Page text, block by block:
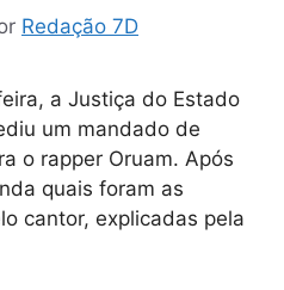
Redação 7D
a Justiça do Estado
um mandado de
o rapper Oruam. Após
quais foram as
cantor, explicadas pela